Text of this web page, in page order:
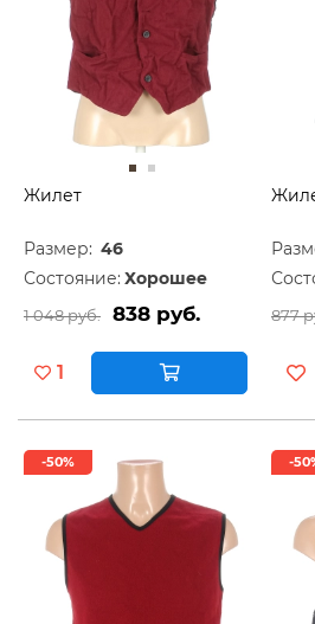
Жилет
Размер: 46
Состояние: Хорошее
1 048 руб. 838 руб.
1
877
-50% -